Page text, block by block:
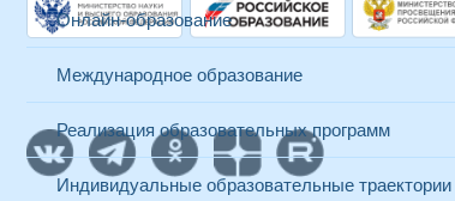
Онлайн-образование
Международное образование
Реализация образовательных программ
Индивидуальные образовательные траектории